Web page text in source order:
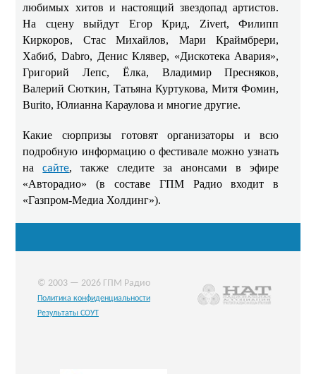
любимых хитов и настоящий звездопад артистов.
На сцену выйдут Егор Крид, Zivert, Филипп
Киркоров, Стас Михайлов, Мари Краймбрери,
Хабиб, Dabro, Денис Клявер, «Дискотека Авария»,
Григорий Лепс, Ёлка, Владимир Пресняков,
Валерий Сюткин, Татьяна Куртукова, Митя Фомин,
Burito, Юлианна Караулова и многие другие.
Какие сюрпризы готовят организаторы и всю
подробную информацию о фестивале можно узнать
насайте, также следите за анонсами в эфире
«Авторадио» (в составе ГПМ Радио входит в
«Газпром-Медиа Холдинг»).
© 2003 — 2026 ГПМ Радио
Политика конфиденциальности
Результаты СОУТ